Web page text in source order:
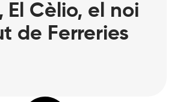
El Cèlio, el noi
de Ferreries